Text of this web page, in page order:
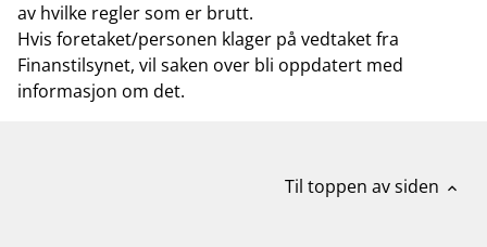
av hvilke regler som er brutt.
Hvis foretaket/personen klager på vedtaket fra
Finanstilsynet, vil saken over bli oppdatert med
informasjon om det.
Til toppen av siden expand_less